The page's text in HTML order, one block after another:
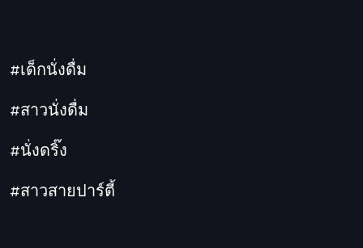
#เด็กนั่งดื่ม
#สาวนั่งดื่ม
#นั่งดริ๊ง
#สาวสายปาร์ตี้